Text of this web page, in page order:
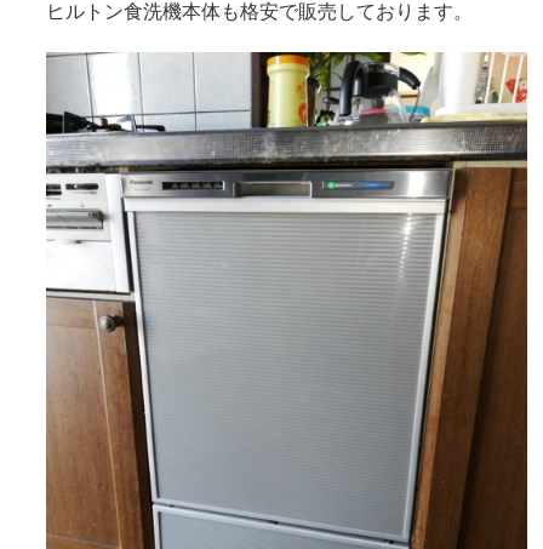
ヒルトン食洗機本体も格安で販売しております。